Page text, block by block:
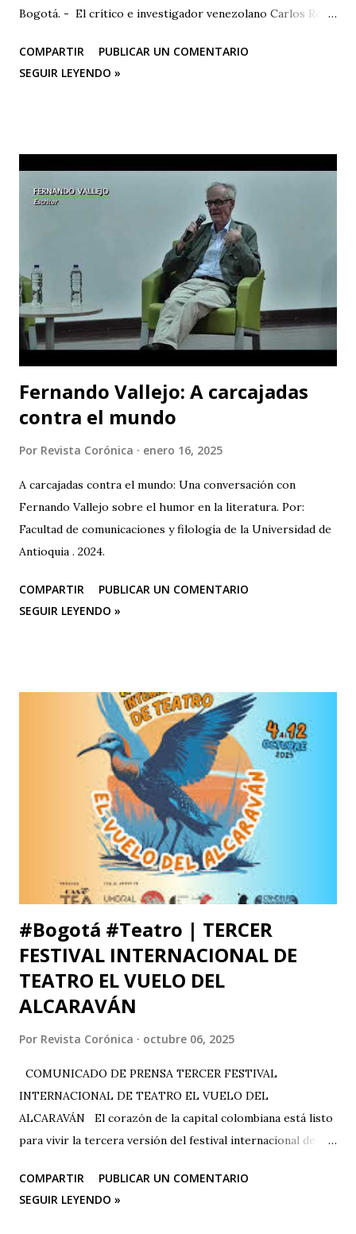
Bogotá. - El crítico e investigador venezolano Carlos Rojas
Experimental de las Artes (UNEARTE), de Venezuela, en la
nueva edición del XIV Congreso Internacional El Cuerpo en
Francisco José de Caldas (Bogotá, Colombia). El congreso
cuenta con el respaldo de instituciones académicas de gran
prestigio como la Universidad Michoacana de San Nicolás
de Hidalgo (México), la Facultad de Estudios Superiores
Iztacala (UNAM, México) y la Facultad de Estudios
Superiores Acatlán (UNAM, México), además de un comité
organizador comprometido con abrir nuevas miradas sobre
el cuerpo, la esce...
COMPARTIR
PUBLICAR UN COMENTARIO
SEGUIR LEYENDO »
Fernando Vallejo: A carcajadas
contra el mundo
Por Revista Corónica enero 16, 2025
A carcajadas contra el mundo: Una conversación con
Fernando Vallejo sobre el humor en la literatura. Por:
Facultad de comunicaciones y filología de la Universidad de
Antioquia . 2024.
COMPARTIR
PUBLICAR UN COMENTARIO
SEGUIR LEYENDO »
#Bogotá #Teatro | TERCER
FESTIVAL INTERNACIONAL DE
TEATRO EL VUELO DEL
ALCARAVÁN
Por Revista Corónica octubre 06, 2025
COMUNICADO DE PRENSA TERCER FESTIVAL
INTERNACIONAL DE TEATRO EL VUELO DEL
ALCARAVÁN El corazón de la capital colombiana está listo
para vivir la tercera versión del festival internacional de
de octubre del 2025 en el Corredor Cultural Del Centro
Comercial Los Ángeles, dónde actualmente se han
COMPARTIR
PUBLICAR UN COMENTARIO
SEGUIR LEYENDO »